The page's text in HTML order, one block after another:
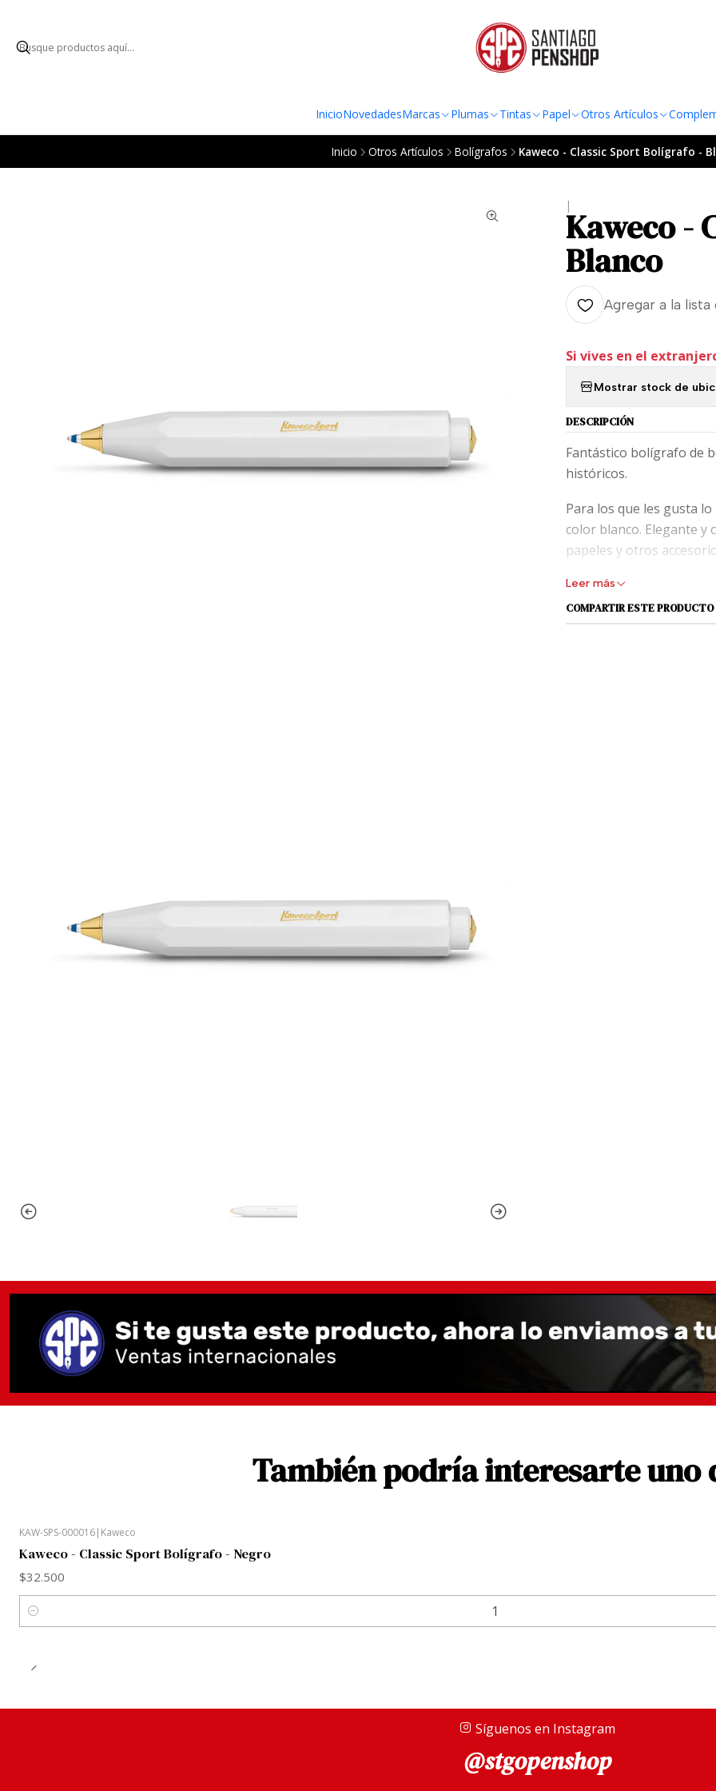
InicioNovedadesMarcas Plumas Tintas Papel Otros Artículos
Inicio Otros Artículos Bolígrafos Kaweco - Classic Sport Bolígrafo -
|
Kaweco -
Blanco
Agregar a la lista
Si vives en el
Mostrar stock de
DESCRIPCIÓN
Fantástico bolígrafo de
históricos.
Para los que les gusta
color blanco. Elegante y
papeles y otros
El Kaweco Sport nació
la icónica serie Classic.
mecanismo de curva de
Leer más
COMPARTIR ESTE PRODUCTO
También podría interesarte uno
KAW-SPS-000016| Kaweco
Kaweco - Classic Sport Bolígrafo - Negro
$32.500
Cantidad
Síguenos en Instagram
@stgopenshop